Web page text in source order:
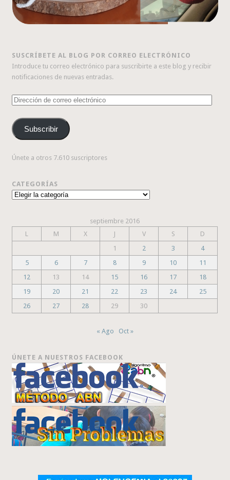
SUSCRÍBETE AL BLOG POR CORREO ELECTRÓNICO
Introduce tu correo electrónico para suscribirte a este blog y recibir
notificaciones de nuevas entradas.
Dirección
correo
electrónico
Subscribir
Únete a otros 7.610 suscriptores
CATEGORÍAS
Categorías
septiembre 2016
L
M X J V S
D
1
2 3
4
5
6 7 8 9 10
11
12
13 14 15 16 17
18
19
20 21 22 23 24
25
26
27 28 29 30
« Ago Oct »
ÚNETE A NUESTROS FACEBOOK